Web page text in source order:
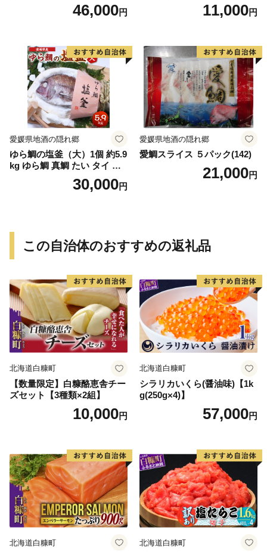
46,000円 11,000円
愛媛県地酒の隠れ郷
ゆら鯛の塩釜（大）1個 約5.9
kg ゆら鯛 真鯛 たい タイ 鯛
塩釜焼き 塩釜 魚 魚介類 海鮮
祝い事 お祝い ハレの日 食品
30,000円
愛媛県地酒の隠れ郷
愛鯛スライス ５パック(142)
21,000円
この自治体のおすすめの返礼品
北海道白糠町
【数量限定】白糠酪恵舎チー
ズセット【3種類×2組】
10,000円
北海道白糠町
シラリカいくら(醤油味)【1k
g(250g×4)】
57,000円
北海道白糠町 北海道白糠町